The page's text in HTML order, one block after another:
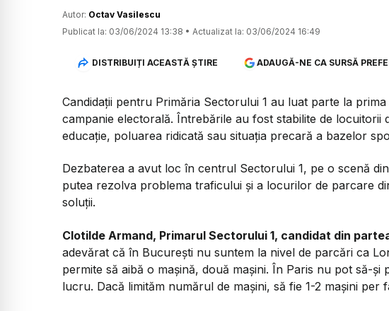
Autor: Octav Vasilescu
Publicat la: 03/06/2024 13:38 • Actualizat la: 03/06/2024 16:49
DISTRIBUIȚI ACEASTĂ ȘTIRE ADAUGĂ-NE CA SURSĂ
Candidații pentru Primăria Sectorului 1 au luat parte la
campanie electorală. Întrebările au fost stabilite de locuitorii
educație, poluarea ridicată sau situația precară a bazelor
Dezbaterea a avut loc în centrul Sectorului 1, pe o scenă
putea rezolva problema traficului și a locurilor de parcare
soluții.
Clotilde Armand, Primarul Sectorului 1, candidat din
adevărat că în București nu suntem la nivel de parcări ca
permite să aibă o mașină, două mașini. În Paris nu pot să-
lucru. Dacă limităm numărul de mașini, să fie 1-2 mașini per